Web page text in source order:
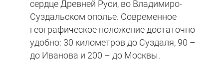
сердце Древней Руси, во Владимиро-
Суздальском ополье. Современное
географическое положение достаточно
удобно: 30 километров до Суздаля, 90 –
до Иванова и 200 – до Москвы.